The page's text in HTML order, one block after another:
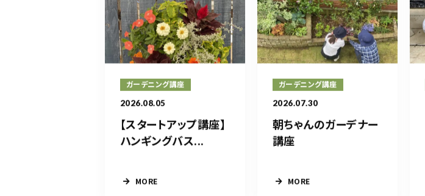
ガーデニング講座
2026.08.05
【スタートアップ講座】
ハンギングバス...
MORE
ガーデニング講座
2026.07.30
朝ちゃんのガーデナー
講座
MORE